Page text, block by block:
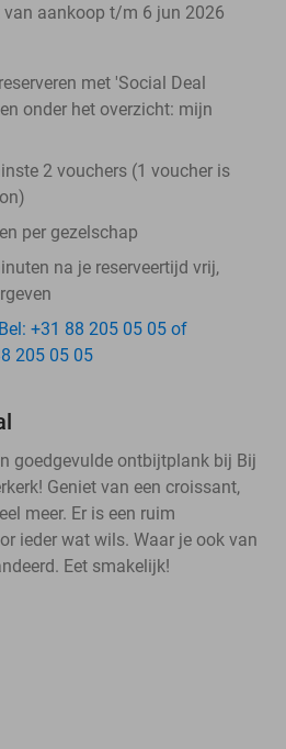
aankoop t/m 6 jun 2026
met 'Social Deal
onder het overzicht: mijn
2 vouchers (1 voucher is
per gezelschap
na je reserveertijd vrij,
+31 88 205 05 05 of
205 05 05
goedgevulde ontbijtplank bij Bij
Geniet van een croissant,
meer. Er is een ruim
ieder wat wils. Waar je ook van
Eet smakelijk!